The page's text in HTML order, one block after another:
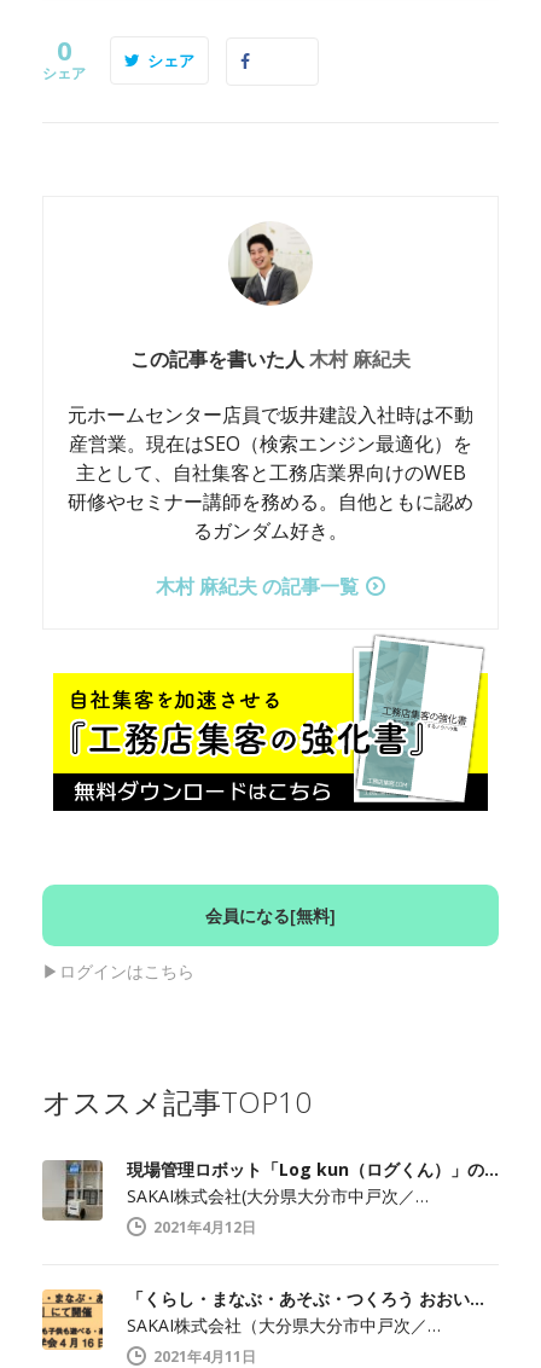
0
シェア
シェア
この記事を書いた人 木村 麻紀夫
元ホームセンター店員で坂井建設入社時は不動
産営業。現在はSEO（検索エンジン最適化）を
主として、自社集客と工務店業界向けのWEB
研修やセミナー講師を務める。自他ともに認め
るガンダム好き。
木村 麻紀夫 の記事一覧
会員になる[無料]
▶︎ログインはこちら
オススメ記事TOP10
現場管理ロボット「Log kun（ログくん）」のメディア向け見学会開催します！
SAKAI株式会社(大分県大分市中戸次／…
2021年4月12日
「くらし・まなぶ・あそぶ・つくろう おおいた」でメディア見学会開催！
SAKAI株式会社（大分県大分市中戸次／…
2021年4月11日